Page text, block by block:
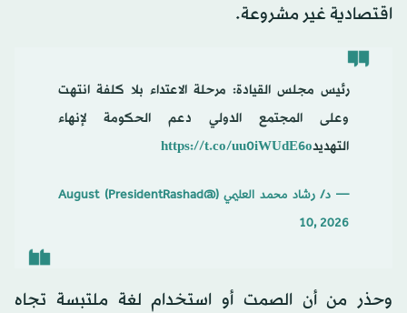
اقتصادية غير مشروعة.
رئيس مجلس القيادة: مرحلة الاعتداء بلا كلفة انتهت
وعلى المجتمع الدولي دعم الحكومة لإنهاء
التهديدhttps://t.co/uu0iWUdE6o
— د/ رشاد محمد العليمي (@PresidentRashad) August
10, 2026
وحذر من أن الصمت أو استخدام لغة ملتبسة تجاه